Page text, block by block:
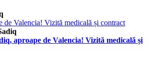
de Valencia! Vizită medicală și contract
aproape de Valencia! Vizită medicală și